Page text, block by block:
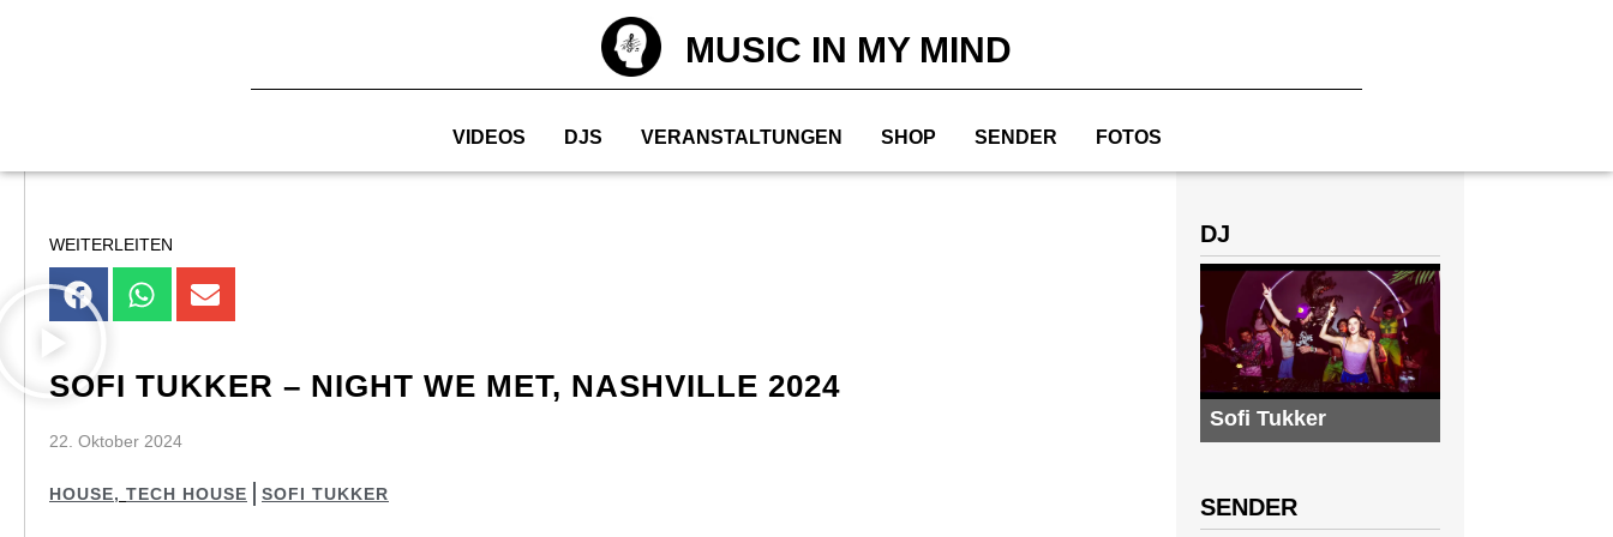
MUSIC IN MY MIND
VIDEOS DJS VERANSTALTUNGEN SHOP SENDER FOTOS
WEITERLEITEN
SOFI TUKKER – NIGHT WE MET, NASHVILLE 2024
22. Oktober 2024
HOUSE, TECH HOUSE SOFI TUKKER
DJ
Sofi Tukker
SENDER